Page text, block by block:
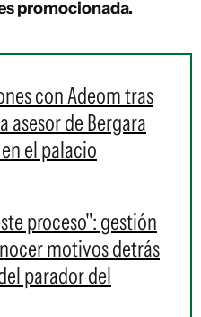
promocionada.
con Adeom tras
asesor de Bergara
el palacio
proceso": gestión
motivos detrás
parador del